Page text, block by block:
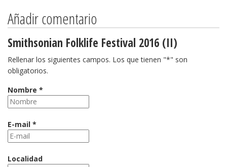
Añadir comentario
Smithsonian Folklife Festival 2016 (II)
Rellenar los siguientes campos. Los que tienen "*" son
obligatorios.
Nombre *
E-mail *
Localidad